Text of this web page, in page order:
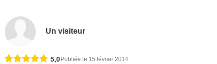
Un visiteur
5,0 Publiée le 15 février 2014